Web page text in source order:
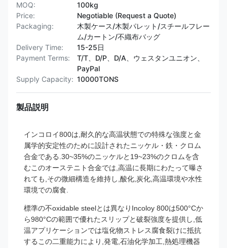
MOQ:
100kg
Price:
Negotiable (Request a Quote)
Packaging:
木製ケース/木製パレット/スチールフレー
ム/カートン/不織布バッグ
Delivery Time:
15-25日
Payment Terms:
T/T、D/P、D/A、ウェスタンユニオン、
PayPal
Supply Capacity: 10000TONS
製品説明
インコロイ800は,耐久的な高温状態での特殊な強度と金
属学的安定性のために設計されたニッケル・鉄・クロム
合金である.30~35%のニッケルと19~23%のクロムを含
むこのオーステニト合金では,高温に長期にわたって曝さ
れても,その微細構造を維持し,酸化,炭化,高温環境や水性
環境での腐食.
標準の不oxidable steelとは異なりIncoloy 800は500°Cか
ら980°Cの範囲で優れたスリップと破裂強度を提供し,低
温アプリケーションでは塩化物ストレス腐食裂けに抵抗
するこの二重能力により,発電,石油化学加工,熱処理機器